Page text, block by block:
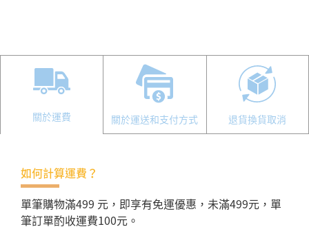
關於運費 關於運送和支付方式 退貨換貨取消
如何計算運費？
單筆購物滿499 元，即享有免運優惠，未滿499元，單
筆訂單酌收運費100元。